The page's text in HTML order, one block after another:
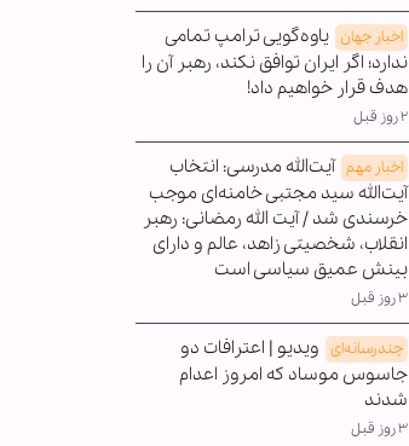
اخبار جهان یاوه‌گویی ترامپ تمامی
ندارد؛ اگر ایران توافق نکند، رهبر آن را
هدف قرار خواهیم داد!
۲ روز قبل
اخبار مهم آیت‌الله مدرسی: انتخاب
آیت‌الله سید مجتبی خامنه‌ای موجب
خرسندی شد / آیت الله رمضانی: رهبر
انقلاب، شخصیتی زاهد، عالم و دارای
بینش عمیق سیاسی است
۳ روز قبل
چندرسانه‌ای ویدیو | اعترافات دو
جاسوس موساد که امروز اعدام
شدند
۳ روز قبل